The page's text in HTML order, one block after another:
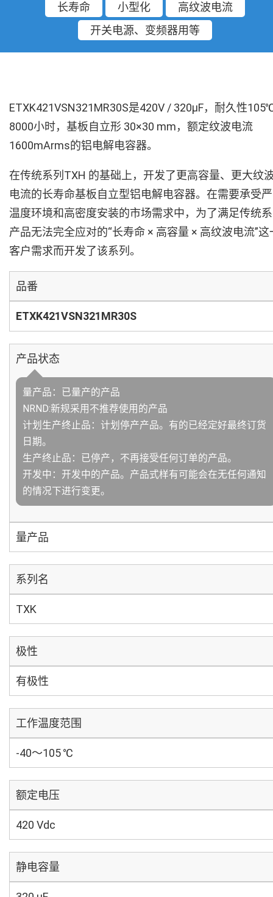
长寿命 小型化
高纹波电流
开关电源、变频器用等
ETXK421VSN321MR30S是420V / 320µF，耐久性
8000小时，基板自立形 30×30 mm，额定纹波电流
1600mArms的铝电解电容器。
在传统系列TXH 的基础上，开发了更高容量、更大纹
电流的长寿命基板自立型铝电解电容器。在需要承受
温度环境和高密度安装的市场需求中，为了满足传统
产品无法完全应对的“长寿命 × 高容量 × 高纹波电流”这
客户需求而开发了该系列。
品番
ETXK421VSN321MR30S
产品状态
量产品：已量产的产品
NRND:新规采用不推荐使用的产品
计划生产终止品：计划停产产品。有的已经定好最终订货
日期。
生产终止品：已停产，不再接受任何订单的产品。
开发中：开发中的产品。产品式样有可能会在无任何通知
的情况下进行变更。
量产品
系列名
TXK
极性
有极性
工作温度范围
-40～105 ℃
额定电压
420 Vdc
静电容量